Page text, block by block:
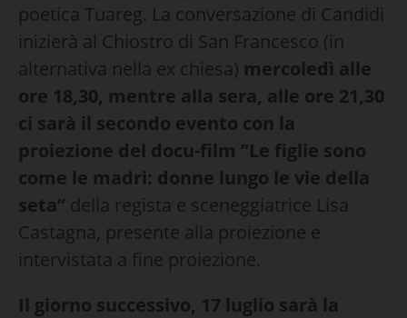
poetica Tuareg. La conversazione di Candidi
inizierà al Chiostro di San Francesco (in
alternativa nella ex chiesa) mercoledì alle
ore 18,30, mentre alla sera, alle ore 21,30
ci sarà il secondo evento con la
proiezione del docu-film ”Le figlie sono
come le madri: donne lungo le vie della
seta” della regista e sceneggiatrice Lisa
Castagna, presente alla proiezione e
intervistata a fine proiezione.
Il giorno successivo, 17 luglio sarà la